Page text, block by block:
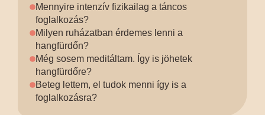
Mennyire intenzív fizikailag a táncos
foglalkozás?
Milyen ruházatban érdemes lenni a
hangfürdőn?
Még sosem meditáltam. Így is jöhetek
hangfürdőre?
Beteg lettem, el tudok menni így is a
foglalkozásra?